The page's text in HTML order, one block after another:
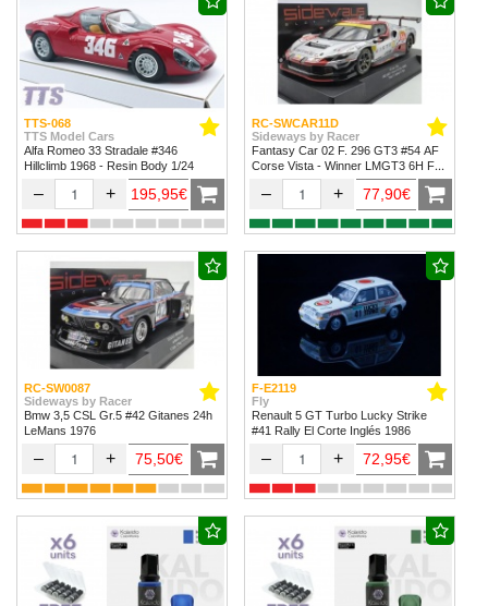
TTS-068
TTS Model Cars
Alfa Romeo 33 Stradale #346
Hillclimb 1968 - Resin Body 1/24
– + 195,95€
RC-SWCAR11D
Sideways by Racer
Fantasy Car 02 F. 296 GT3 #54 AF
Corse Vista - Winner LMGT3 6H Fuji
– + 77,90€
RC-SW0087
Sideways by Racer
Bmw 3,5 CSL Gr.5 #42 Gitanes 24h
LeMans 1976
– + 75,50€
F-E2119
Fly
Renault 5 GT Turbo Lucky Strike
#41 Rally El Corte Inglés 1986
– + 72,95€